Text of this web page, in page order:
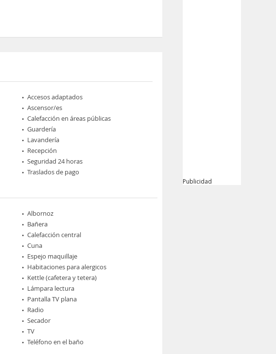
Accesos adaptados
Ascensor/es
Calefacción en áreas públicas
Guardería
Lavandería
Recepción
Seguridad 24 horas
Traslados de pago
Albornoz
Bañera
Calefacción central
Cuna
Espejo maquillaje
Habitaciones para alergicos
Kettle (cafetera y tetera)
Lámpara lectura
Pantalla TV plana
Radio
Secador
TV
Teléfono en el baño
Publicidad